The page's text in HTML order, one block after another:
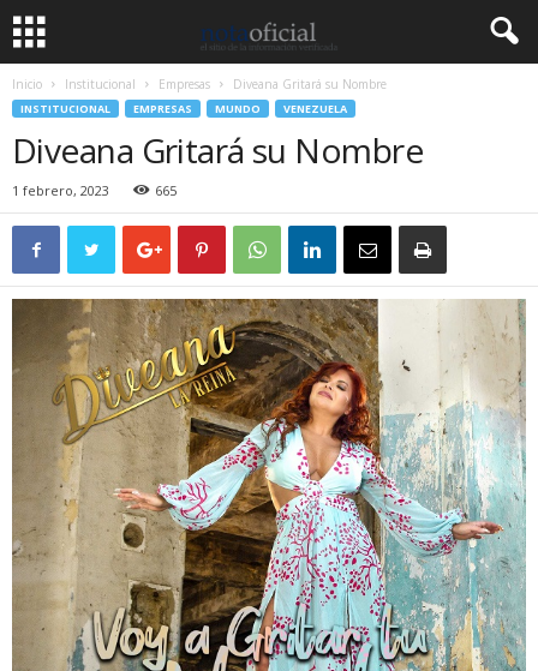
Inicio Institucional Empresas Diveana Gritará su Nombre
INSTITUCIONAL EMPRESAS MUNDO VENEZUELA
Diveana Gritará su Nombre
1 febrero, 2023 665